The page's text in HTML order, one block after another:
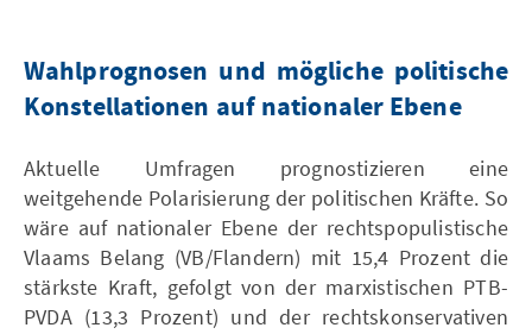
Wahlprognosen und mögliche politische
Konstellationen auf nationaler Ebene
Aktuelle Umfragen prognostizieren eine
weitgehende Polarisierung der politischen Kräfte. So
wäre auf nationaler Ebene der rechtspopulistische
Vlaams Belang (VB/Flandern) mit 15,4 Prozent die
stärkste Kraft, gefolgt von der marxistischen PTB-
PVDA (13,3 Prozent) und der rechtskonservativen